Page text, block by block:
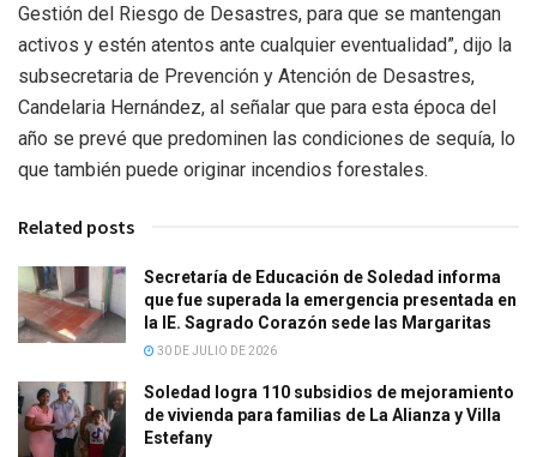
Gestión del Riesgo de Desastres, para que se mantengan
activos y estén atentos ante cualquier eventualidad”, dijo la
subsecretaria de Prevención y Atención de Desastres,
Candelaria Hernández, al señalar que para esta época del
año se prevé que predominen las condiciones de sequía, lo
que también puede originar incendios forestales.
Related posts
Secretaría de Educación de Soledad informa
que fue superada la emergencia presentada en
la IE. Sagrado Corazón sede las Margaritas
30 DE JULIO DE 2026
Soledad logra 110 subsidios de mejoramiento
de vivienda para familias de La Alianza y Villa
Estefany